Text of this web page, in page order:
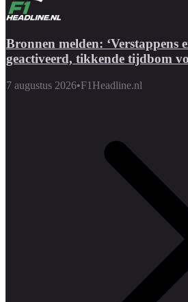
Bronnen melden: ‘Verstappens
geactiveerd, tikkende tijdbom
7 augustus 2026•F1Headline.nl